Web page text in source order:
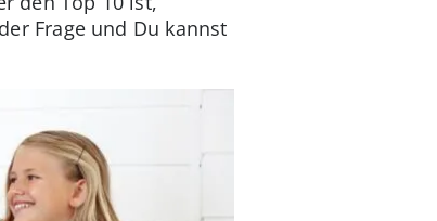
Frage und Du kannst